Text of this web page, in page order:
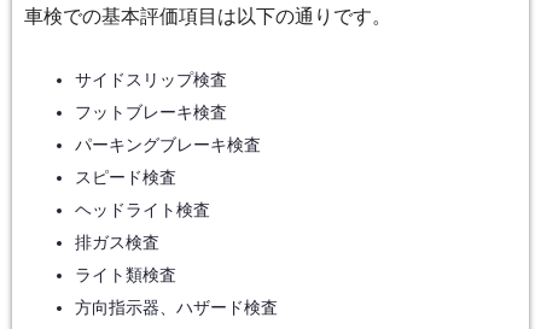
車検での基本評価項目は以下の通りです。
サイドスリップ検査
フットブレーキ検査
パーキングブレーキ検査
スピード検査
ヘッドライト検査
排ガス検査
ライト類検査
方向指示器、ハザード検査